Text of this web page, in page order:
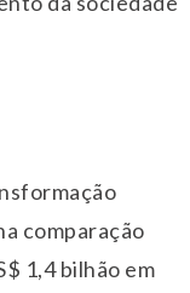
comparação
1,4 bilhão em